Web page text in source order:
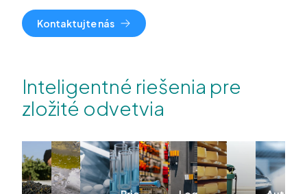
Kontaktujte nás
Inteligentné riešenia pre
zložité odvetvia